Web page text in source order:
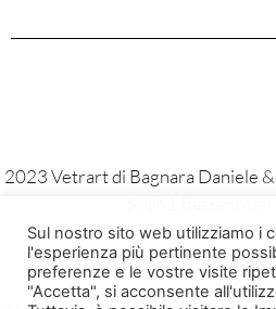
2023 Vetrart di Bagnara Daniele &
P.IVA
Informativa sulla privacy –
vendita
Sul nostro sito web utilizziamo i
l'esperienza più pertinente
preferenze e le vostre visite
"Accetta", si acconsente